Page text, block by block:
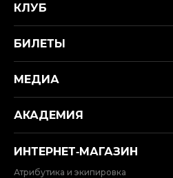
КЛУБ
БИЛЕТЫ
МЕДИА
АКАДЕМИЯ
ИНТЕРНЕТ‑МАГАЗИН
Атрибутика и экипировка